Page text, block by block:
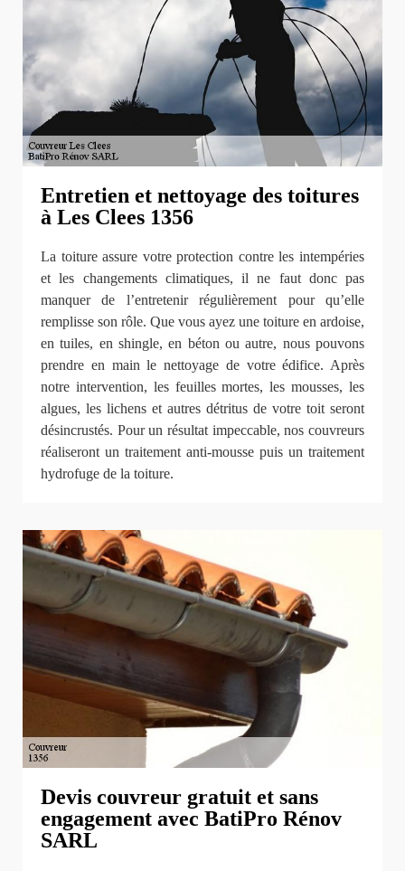
Entretien et nettoyage des toitures
à Les Clees 1356
La toiture assure votre protection contre les intempéries
et les changements climatiques, il ne faut donc pas
manquer de l’entretenir régulièrement pour qu’elle
remplisse son rôle. Que vous ayez une toiture en ardoise,
en tuiles, en shingle, en béton ou autre, nous pouvons
prendre en main le nettoyage de votre édifice. Après
notre intervention, les feuilles mortes, les mousses, les
algues, les lichens et autres détritus de votre toit seront
désincrustés. Pour un résultat impeccable, nos couvreurs
réaliseront un traitement anti-mousse puis un traitement
hydrofuge de la toiture.
Devis couvreur gratuit et sans
engagement avec BatiPro Rénov
SARL